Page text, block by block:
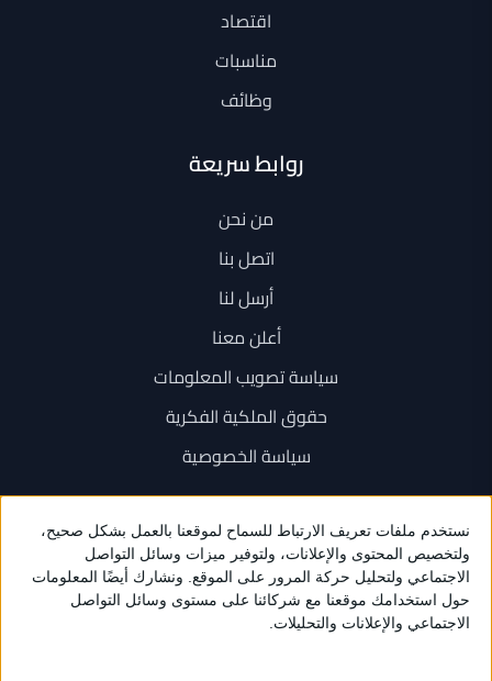
اقتصاد
مناسبات
وظائف
روابط سريعة
من نحن
اتصل بنا
أرسل لنا
أعلن معنا
سياسة تصويب المعلومات
حقوق الملكية الفكرية
سياسة الخصوصية
اتصل بنا
+962 6 534 1777
+962 79 202 7000